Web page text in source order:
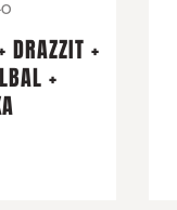
DRAZZIT +
+